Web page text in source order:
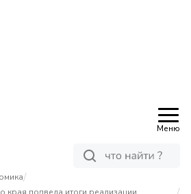
Меню
/